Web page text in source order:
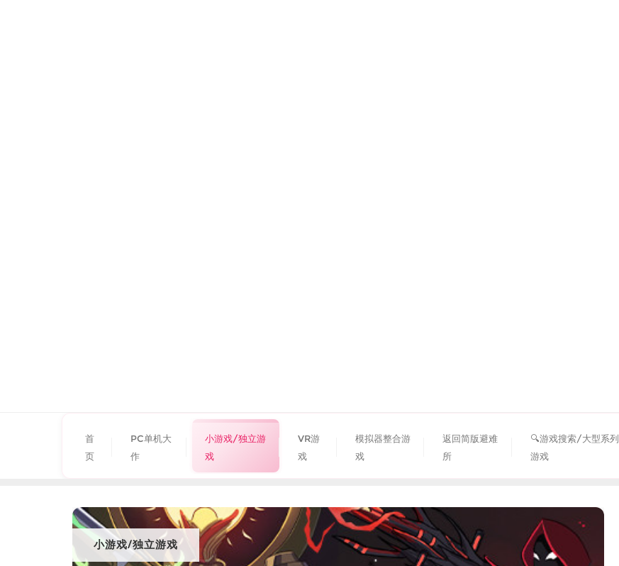
首
页
PC单机大
作
小游戏/独立游
戏
VR游
戏
模拟器整合游
戏
返回简版避难
所
🔍游戏搜索/大型系列
游戏
小游戏/独立游戏